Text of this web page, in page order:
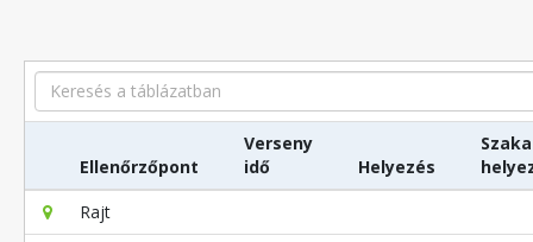
Search
Ellenőrzőpont
Verseny
idő
Helyezés
Rajt